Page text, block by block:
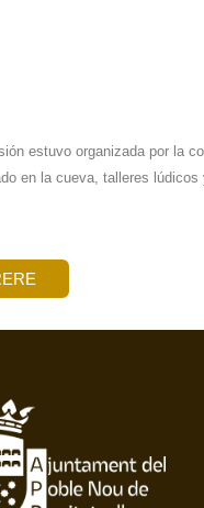
estuvo organizada por la
en la cueva, talleres